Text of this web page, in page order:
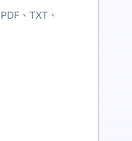
、TXT、